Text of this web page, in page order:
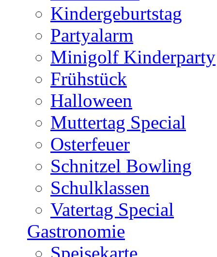
Kindergeburtstag
Partyalarm
Minigolf Kinderparty
Frühstück
Halloween
Muttertag Special
Osterfeuer
Schnitzel Bowling
Schulklassen
Vatertag Special
Gastronomie
Speisekarte